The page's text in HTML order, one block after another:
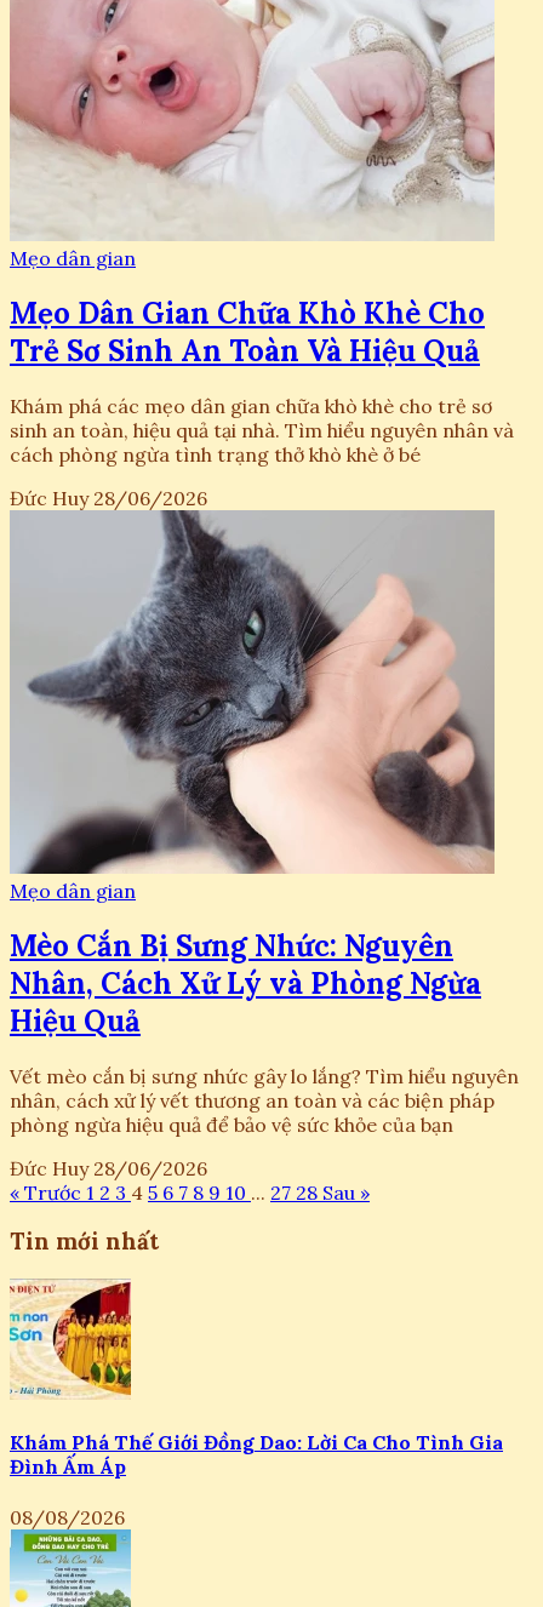
Mẹo dân gian
Mẹo Dân Gian Chữa Khò Khè Cho
Trẻ Sơ Sinh An Toàn Và Hiệu Quả
Khám phá các mẹo dân gian chữa khò khè cho trẻ sơ
sinh an toàn, hiệu quả tại nhà. Tìm hiểu nguyên nhân và
cách phòng ngừa tình trạng thở khò khè ở bé
Đức Huy 28/06/2026
Mẹo dân gian
Mèo Cắn Bị Sưng Nhức: Nguyên
Nhân, Cách Xử Lý và Phòng Ngừa
Hiệu Quả
Vết mèo cắn bị sưng nhức gây lo lắng? Tìm hiểu nguyên
nhân, cách xử lý vết thương an toàn và các biện pháp
phòng ngừa hiệu quả để bảo vệ sức khỏe của bạn
Đức Huy 28/06/2026
« Trước 1 2 3 4 5 6 7 8 9 10 ... 27 28 Sau »
Tin mới nhất
Khám Phá Thế Giới Đồng Dao: Lời Ca Cho Tình Gia
Đình Ấm Áp
08/08/2026